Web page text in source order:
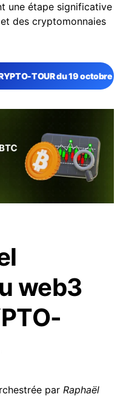
une étape significative
et des cryptomonnaies
TOUR du 19 octobre
web3
par Raphaël